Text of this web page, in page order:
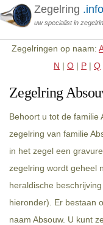
Zegelring .info
uw specialist in
Zegelringen op naam: A
N | O | P | Q
Zegelring
Behoort u tot de familie
zegelring van familie
in het zegel een
zegelring wordt geheel
heraldische
hieronder). Er bestaan
naam Absouw. U kunt